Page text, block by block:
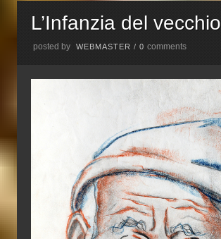
L’Infanzia del vecchio
posted by WEBMASTER /0comments